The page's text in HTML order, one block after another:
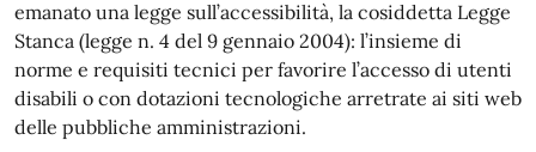
emanato una legge sull’accessibilità, la cosiddetta Legge
Stanca (legge n. 4 del 9 gennaio 2004): l’insieme di
norme e requisiti tecnici per favorire l’accesso di utenti
disabili o con dotazioni tecnologiche arretrate ai siti web
delle pubbliche amministrazioni.